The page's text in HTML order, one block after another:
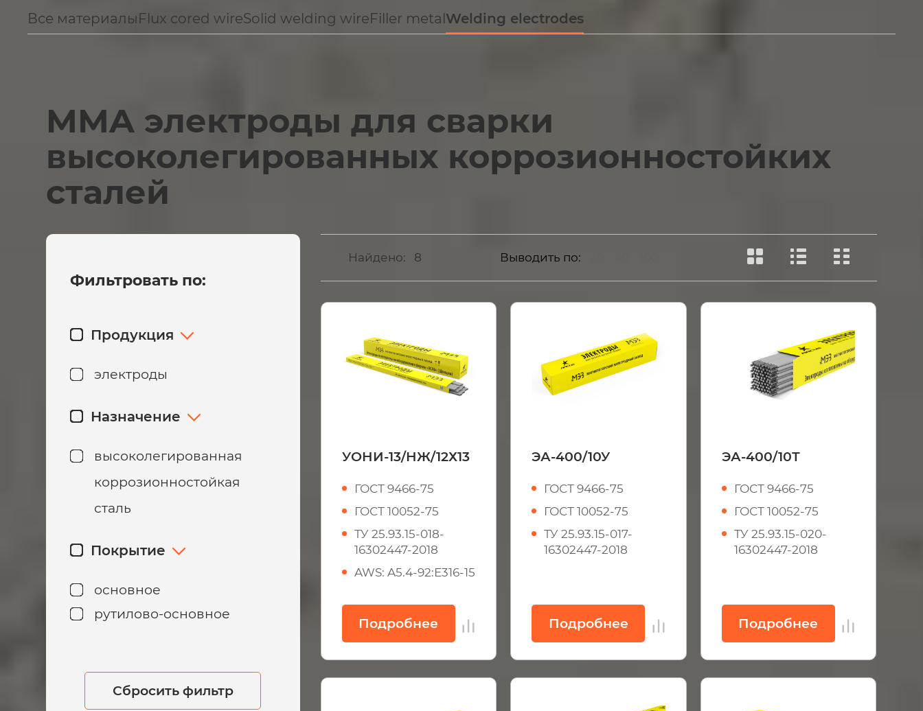
Все материалыFlux cored wireSolid welding wireFiller metalWelding electrodes
MMA электроды для сварки
высоколегированных коррозионностойких
сталей
Фильтровать по:
Продукция
электроды
Назначение
высоколегированная
коррозионностойкая
сталь
Покрытие
основное
рутилово-основное
Сбросить фильтр
Найдено: 8 Выводить по:
УОНИ-13/НЖ/12Х13
ГОСТ 9466-75
ГОСТ 10052-75
ТУ 25.93.15-018-
16302447-2018
AWS: A5.4-92:E316-15
Подробнее
ЭА-400/10У
ГОСТ 9466-75
ГОСТ 10052-75
ТУ 25.93.15-017-
16302447-2018
Подробнее
ЭА-400/10Т
ГОСТ 9466-75
ГОСТ 10052-75
ТУ 25.93.15-020-
16302447-2018
Подробнее